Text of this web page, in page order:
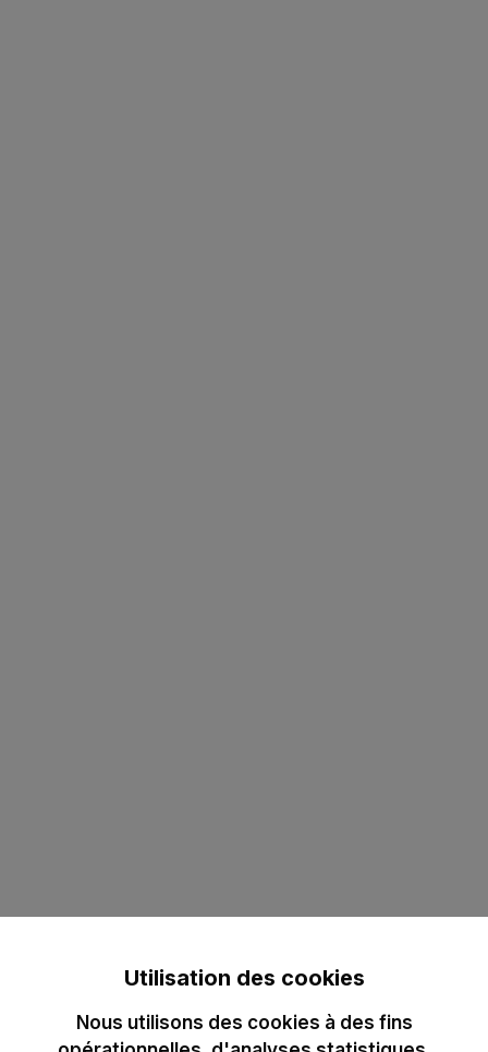
Utilisation des cookies
Nous utilisons des cookies à des fins